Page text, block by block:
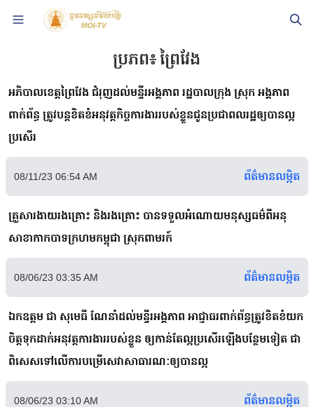
ប្រភព៖ ព្រៃវែង
អភិបាលខេត្តព្រៃវែង ជំរុញដល់មន្ទីរអង្គភាព រដ្ឋបាលក្រុង ស្រុក អង្គភាព
ពាក់ព័ន្ធ ត្រូវបន្តខិតខំអនុវត្តកិច្ចការងាររបស់ខ្លួនជូនប្រជាពលរដ្ឋឲ្យបានល្អ
ប្រសើរ
08/11/23 06:54 AM ព័ត៌មានលម្អិត
គ្រួសារងាយរងគ្រោះ និងរងគ្រោះ បានទទួលអំណោយមនុស្សធម៌ពីអនុ
សាខាកាកបាទក្រហមកម្ពុជា ស្រុកពាមរក៍
08/06/23 03:35 AM ព័ត៌មានលម្អិត
ឯកឧត្តម ជា សុមេធី ណែនាំដល់មន្ទីរអង្គភាព អាជ្ញាធរពាក់ព័ន្ធត្រូវខិតខំយក
ចិត្តទុកដាក់អនុវត្តការងាររបស់ខ្លួន ឲ្យកាន់តែល្អប្រសើរឡើងបន្ថែមទៀត ជា
ពិសេសទៅលើការបម្រើសេវាសាធារណៈឲ្យបានល្អ
08/06/23 03:10 AM ព័ត៌មានលម្អិត